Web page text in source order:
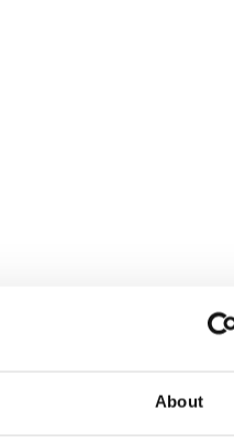
About